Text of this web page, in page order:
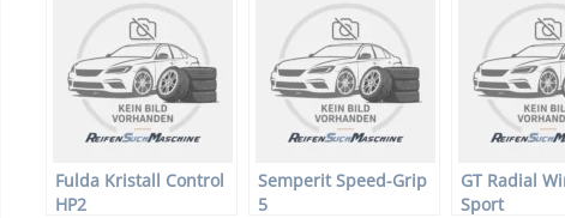
Fulda Kristall Control
HP2
Semperit Speed-Grip
5
GT Radial
Sport